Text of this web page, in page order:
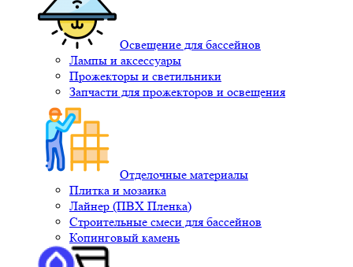
Освещение для бассейнов
Лампы и аксессуары
Прожекторы и светильники
Запчасти для прожекторов и освещения
Отделочные материалы
Плитка и мозаика
Лайнер (ПВХ Пленка)
Строительные смеси для бассейнов
Копинговый камень